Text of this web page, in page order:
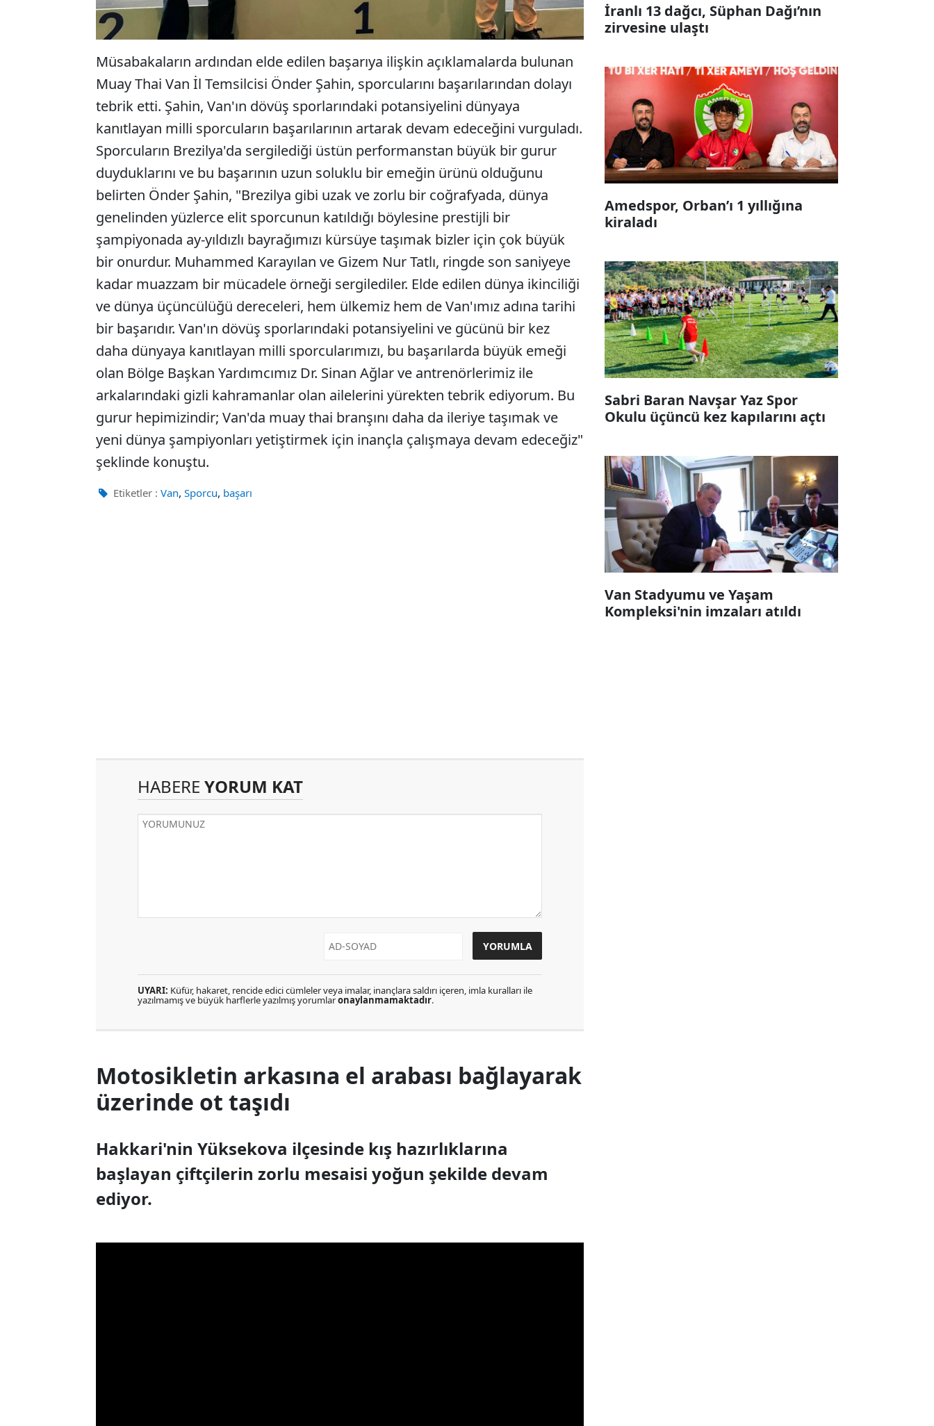
Müsabakaların ardından elde edilen başarıya ilişkin açıklamalarda bulunan
Muay Thai Van İl Temsilcisi Önder Şahin, sporcularını başarılarından dolayı
tebrik etti. Şahin, Van'ın dövüş sporlarındaki potansiyelini dünyaya
kanıtlayan milli sporcuların başarılarının artarak devam edeceğini vurguladı.
Sporcuların Brezilya'da sergilediği üstün performanstan büyük bir gurur
duyduklarını ve bu başarının uzun soluklu bir emeğin ürünü olduğunu
belirten Önder Şahin, "Brezilya gibi uzak ve zorlu bir coğrafyada, dünya
genelinden yüzlerce elit sporcunun katıldığı böylesine prestijli bir
şampiyonada ay-yıldızlı bayrağımızı kürsüye taşımak bizler için çok büyük
bir onurdur. Muhammed Karayılan ve Gizem Nur Tatlı, ringde son saniyeye
kadar muazzam bir mücadele örneği sergilediler. Elde edilen dünya ikinciliği
ve dünya üçüncülüğü dereceleri, hem ülkemiz hem de Van'ımız adına tarihi
bir başarıdır. Van'ın dövüş sporlarındaki potansiyelini ve gücünü bir kez
daha dünyaya kanıtlayan milli sporcularımızı, bu başarılarda büyük emeği
olan Bölge Başkan Yardımcımız Dr. Sinan Ağlar ve antrenörlerimiz ile
arkalarındaki gizli kahramanlar olan ailelerini yürekten tebrik ediyorum. Bu
gurur hepimizindir; Van'da muay thai branşını daha da ileriye taşımak ve
yeni dünya şampiyonları yetiştirmek için inançla çalışmaya devam edeceğiz"
şeklinde konuştu.
Etiketler : Van, Sporcu, başarı
HABERE YORUM KAT
UYARI: Küfür, hakaret, rencide edici cümleler veya imalar, inançlara saldırı içeren, imla kuralları ile
yazılmamış ve büyük harflerle yazılmış yorumlaronaylanmamaktadır.
Motosikletin arkasına el arabası bağlayarak
üzerinde ot taşıdı
Hakkari'nin Yüksekova ilçesinde kış hazırlıklarına
başlayan çiftçilerin zorlu mesaisi yoğun şekilde devam
ediyor.
İranlı 13 dağcı, Süphan Dağı’nın
zirvesine ulaştı
Amedspor, Orban’ı 1 yıllığına
kiraladı
Sabri Baran Navşar Yaz Spor
Okulu üçüncü kez kapılarını açtı
Van Stadyumu ve Yaşam
Kompleksi'nin imzaları atıldı